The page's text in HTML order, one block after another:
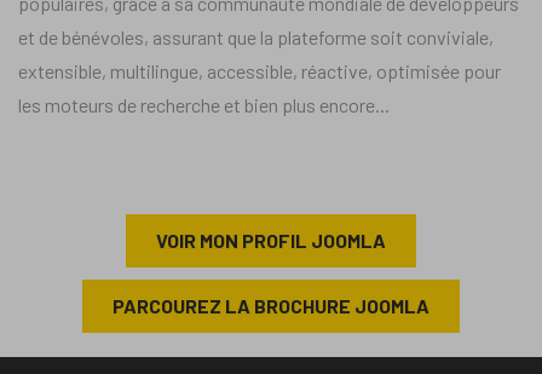
et de bénévoles, assurant que la plateforme soit conviviale,
extensible, multilingue, accessible, réactive, optimisée pour
les moteurs de recherche et bien plus encore...
VOIR MON PROFIL JOOMLA
PARCOUREZ LA BROCHURE JOOMLA